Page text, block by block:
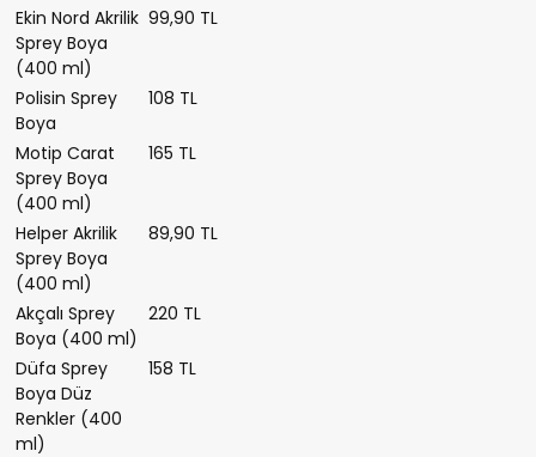
Ekin Nord Akrilik
Sprey Boya
(400 ml)
99,90 TL
Polisin Sprey
Boya
108 TL
Motip Carat
Sprey Boya
(400 ml)
165 TL
Helper Akrilik
Sprey Boya
(400 ml)
89,90 TL
Akçalı Sprey
Boya (400 ml)
220 TL
Düfa Sprey
Boya Düz
Renkler (400
ml)
158 TL